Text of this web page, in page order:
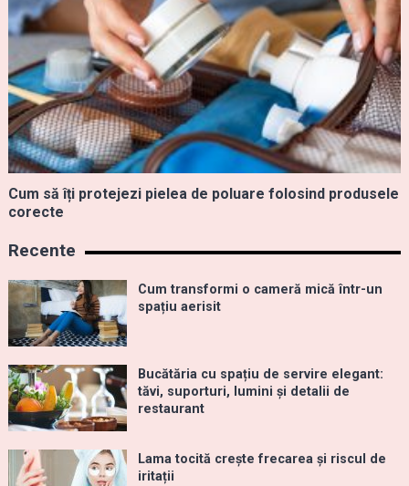
Cum să îți protejezi pielea de poluare folosind produsele
corecte
Recente
Cum transformi o cameră mică într-un
spațiu aerisit
Bucătăria cu spațiu de servire elegant:
tăvi, suporturi, lumini și detalii de
restaurant
Lama tocită crește frecarea și riscul de
iritații